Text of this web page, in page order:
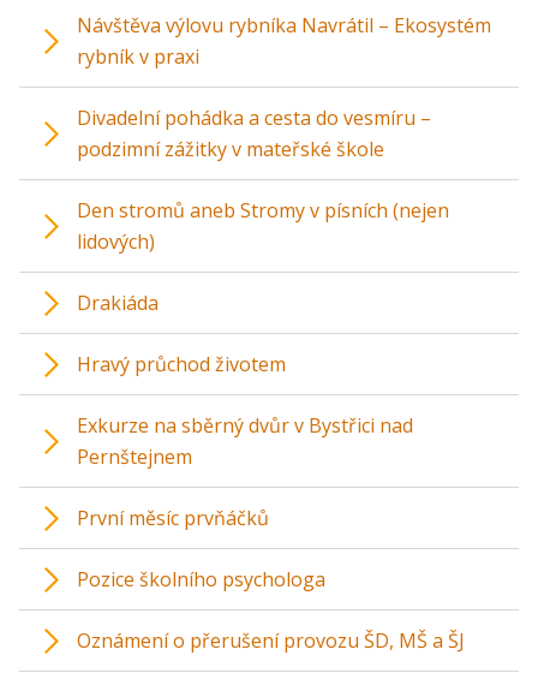
Návštěva výlovu rybníka Navrátil – Ekosystém
rybník v praxi
Divadelní pohádka a cesta do vesmíru –
podzimní zážitky v mateřské škole
Den stromů aneb Stromy v písních (nejen
lidových)
Drakiáda
Hravý průchod životem
Exkurze na sběrný dvůr v Bystřici nad
Pernštejnem
První měsíc prvňáčků
Pozice školního psychologa
Oznámení o přerušení provozu ŠD, MŠ a ŠJ